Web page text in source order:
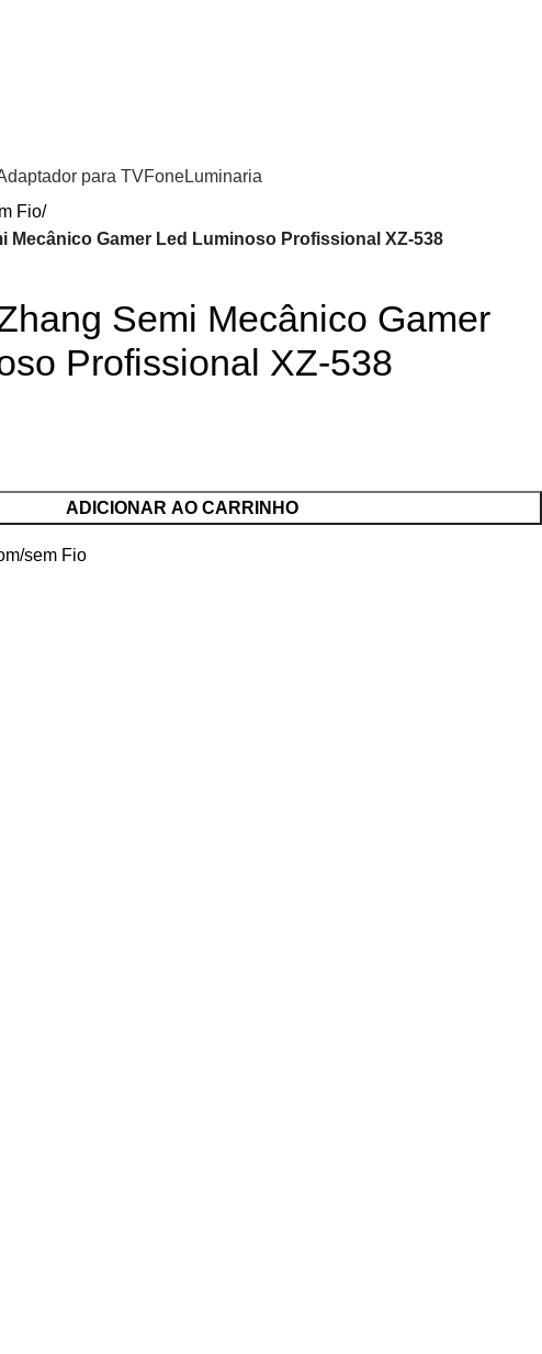
para TVFoneLuminaria
Fio
Mecânico Gamer Led Luminoso Profissional XZ-538
Semi Mecânico Gamer
Profissional XZ-538
ADICIONAR AO CARRINHO
sem Fio